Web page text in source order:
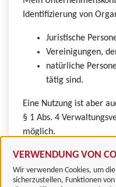
VERWENDUNG VON
Wir verwenden Cookies, um
sicherzustellen, Funktionen
Identifizierung von
Juristische
Vereinigungen,
natürliche
tätig sind.
Eine Nutzung ist aber
§ 1 Abs. 4
möglich.